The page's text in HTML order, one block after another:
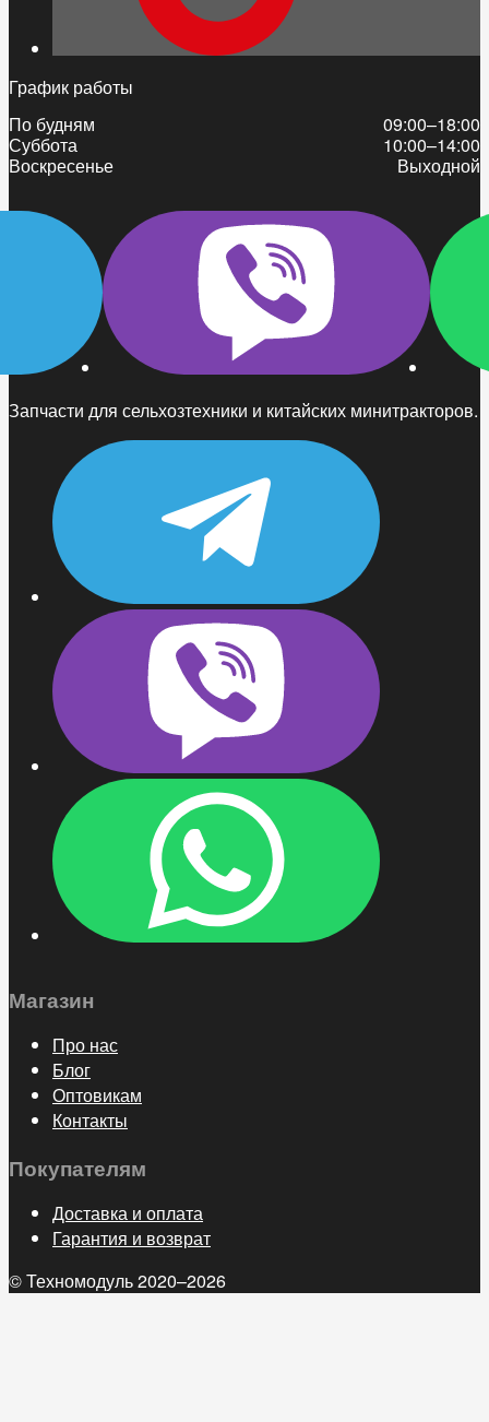
Запчасти для сельхозтехники и китайских минитракторов.
Магазин
Про нас
Блог
Оптовикам
Контакты
Покупателям
Доставка и оплата
Гарантия и возврат
© Техномодуль 2020–2026
График работы
По будням
09:00–18:00
Суббота
10:00–14:00
Воскресенье
Выходной